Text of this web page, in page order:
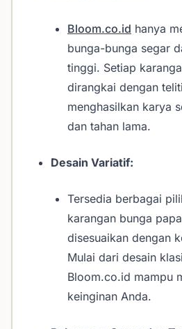
Bloom.co.id hanya
bunga-bunga segar
tinggi. Setiap
dirangkai dengan
menghasilkan karya
dan tahan lama.
Desain Variatif:
Tersedia berbagai
karangan bunga
disesuaikan dengan
Mulai dari desain
Bloom.co.id mampu
keinginan Anda.